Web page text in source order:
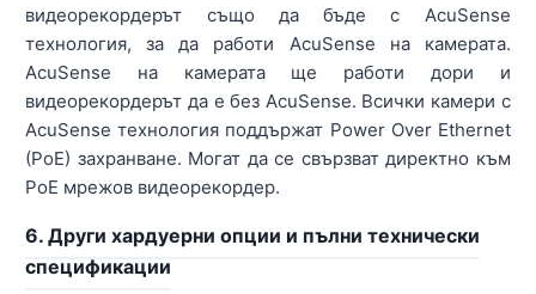
видеорекордерът също да бъде с AcuSense
технология, за да работи AcuSense на камерата.
AcuSense на камерата ще работи дори и
видеорекордерът да е без AcuSense. Всички камери с
AcuSense технология поддържат Power Over Ethernet
(PoE) захранване. Могат да се свързват директно към
PoE мрежов видеорекордер.
6. Други хардуерни опции и пълни технически
спецификации